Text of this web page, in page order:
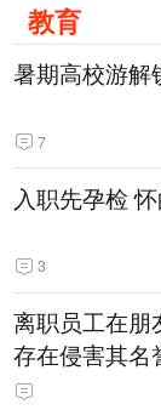
教育
暑期高校游解
7
入职先孕检
3
离职员工在朋
存在侵害其名